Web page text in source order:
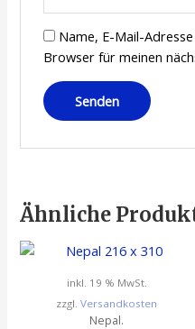
Name, E-Mail-
Browser für meinen
Ähnliche
inkl. 19 % MwSt.
zzgl.Versandkosten
Nepal.